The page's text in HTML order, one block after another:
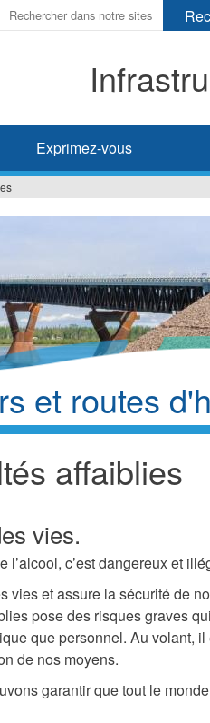
Indiquer
les
Exprimez-vous
et routes
affaiblies
vies.
c’est dangereux et
vies et assure la sécurité de
pose des risques graves
que personnel. Au volant, il
de nos moyens.
garantir que tout le